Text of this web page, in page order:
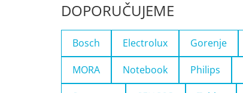
DOPORUČUJEME
Bosch Electrolux Gorenje
MORA Notebook Philips